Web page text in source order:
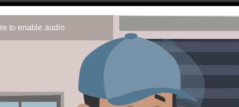
Text-Collision-Estimate Towing Videos
zahlreichen Fans. Wenn Sie auf der Suche nach
to enable audio